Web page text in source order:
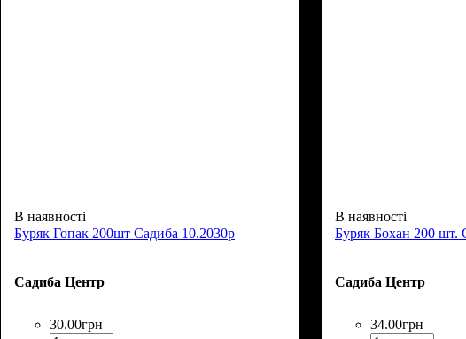
В наявності
Буряк Гопак 200шт Садиба 10.2030р
Садиба Центр
30.00грн
В наявності
Буряк Бохан 200 шт.
Садиба Центр
34.00грн